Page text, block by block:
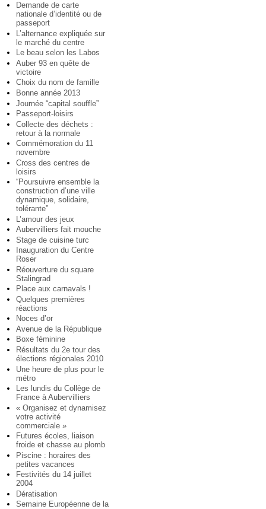
Demande de carte
nationale d’identité ou de
passeport
L’alternance expliquée sur
le marché du centre
Le beau selon les Labos
Auber 93 en quête de
victoire
Choix du nom de famille
Bonne année 2013
Journée “capital souffle”
Passeport-loisirs
Collecte des déchets :
retour à la normale
Commémoration du 11
novembre
Cross des centres de
loisirs
“Poursuivre ensemble la
construction d’une ville
dynamique, solidaire,
tolérante”
L’amour des jeux
Aubervilliers fait mouche
Stage de cuisine turc
Inauguration du Centre
Roser
Réouverture du square
Stalingrad
Place aux carnavals !
Quelques premières
réactions
Noces d’or
Avenue de la République
Boxe féminine
Résultats du 2e tour des
élections régionales 2010
Une heure de plus pour le
métro
Les lundis du Collège de
France à Aubervilliers
« Organisez et dynamisez
votre activité
commerciale »
Futures écoles, liaison
froide et chasse au plomb
Piscine : horaires des
petites vacances
Festivités du 14 juillet
2004
Dératisation
Semaine Européenne de la